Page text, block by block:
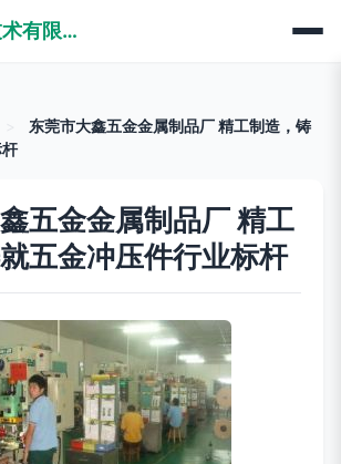
浙江新广信息技术有限公司
东莞市大鑫五金金属制品厂 精工制造，铸
五金金属制品厂 精工
五金冲压件行业标杆